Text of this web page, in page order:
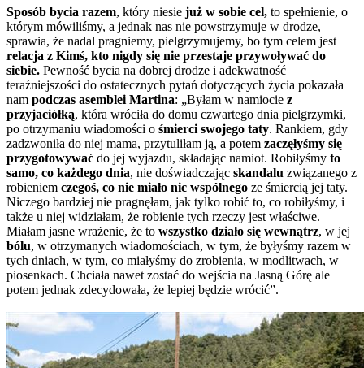
Sposób bycia razem, który niesie już w sobie cel, to spełnienie, o
którym mówiliśmy, a jednak nas nie powstrzymuje w drodze,
sprawia, że ​​nadal pragniemy, pielgrzymujemy, bo tym celem jest
relacja z Kimś, kto nigdy się nie przestaje przywoływać do
siebie. Pewność bycia na dobrej drodze i adekwatność
teraźniejszości do ostatecznych pytań dotyczących życia pokazała
nam podczas asemblei Martina: „Byłam w namiocie z
przyjaciółką, która wróciła do domu czwartego dnia pielgrzymki,
po otrzymaniu wiadomości o śmierci swojego taty. Rankiem, gdy
zadzwoniła do niej mama, przytuliłam ją, a potem zaczęłyśmy się
przygotowywać do jej wyjazdu, składając namiot. Robiłyśmy to
samo, co każdego dnia, nie doświadczając skandalu związanego z
robieniem czegoś, co nie miało nic wspólnego ze śmiercią jej taty.
Niczego bardziej nie pragnęłam, jak tylko robić to, co robiłyśmy, i
także u niej widziałam, że robienie tych rzeczy jest właściwe.
Miałam jasne wrażenie, że to wszystko działo się wewnątrz, w jej
bólu, w otrzymanych wiadomościach, w tym, że byłyśmy razem w
tych dniach, w tym, co miałyśmy do zrobienia, w modlitwach, w
piosenkach. Chciała nawet zostać do wejścia na Jasną Górę ale
potem jednak zdecydowała, że lepiej będzie wrócić”.